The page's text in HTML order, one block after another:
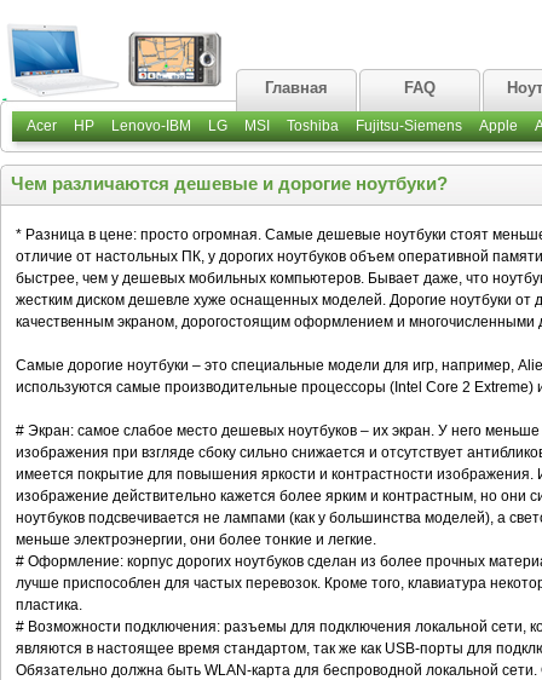
Главная FAQ
Acer HP Lenovo-IBM LG MSI Toshiba Fujitsu-Siemens Apple
Чем различаются дешевые и дорогие ноутбуки?
* Разница в цене: просто огромная. Самые дешевые ноутбуки стоят
отличие от настольных ПК, у дорогих ноутбуков объем оперативной
быстрее, чем у дешевых мобильных компьютеров. Бывает даже, что
жестким диском дешевле хуже оснащенных моделей. Дорогие ноутбуки от
качественным экраном, дорогостоящим оформлением и
Самые дорогие ноутбуки – это специальные модели для игр, например,
используются самые производительные процессоры (Intel Core 2 Extreme)
# Экран: самое слабое место дешевых ноутбуков – их экран. У него
изображения при взгляде сбоку сильно снижается и отсутствует
имеется покрытие для повышения яркости и контрастности изображения.
изображение действительно кажется более ярким и контрастным, но они
ноутбуков подсвечивается не лампами (как у большинства моделей), а
меньше электроэнергии, они более тонкие и легкие.
# Оформление: корпус дорогих ноутбуков сделан из более прочных
лучше приспособлен для частых перевозок. Кроме того, клавиатура
пластика.
# Возможности подключения: разъемы для подключения локальной сети,
являются в настоящее время стандартом, так же как USB-порты для
Обязательно должна быть WLAN-карта для беспроводной локальной